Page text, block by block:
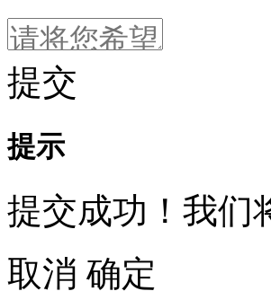
提交
提示
提交成功！我们
取消 确定